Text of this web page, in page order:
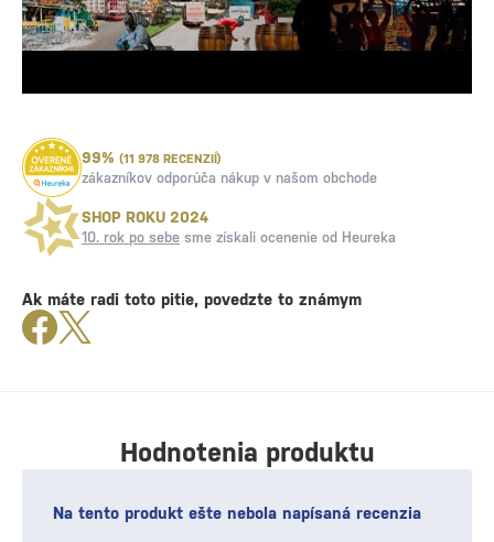
Hodnotenia produktu
Na tento produkt ešte nebola napísaná recenzia
99% (11 978 RECENZIÍ)
zákazníkov odporúča nákup v našom obchode
SHOP ROKU 2024
10. rok po sebe sme získali ocenenie od Heureka
Ak máte radi toto pitie, povedzte to známym